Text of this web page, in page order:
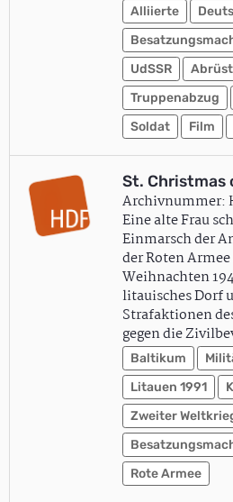
Alliierte
UdSSR
Truppenabzug
Soldat
Film
St. Christmas
Archivnummer:
Eine alte Frau
Einmarsch der
der Roten
Weihnachten
litauisches Dorf
Strafaktionen
gegen die
Baltikum
Litauen 1991
Zweiter
Rote Armee